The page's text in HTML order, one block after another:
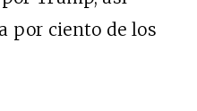
por ciento de los